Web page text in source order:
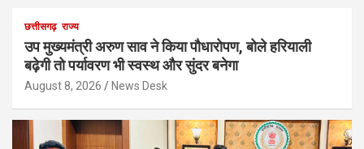
छत्तीसगढ़ राज्य
उप मुख्यमंत्री अरुण साव ने किया पौधारोपण, बोले हरियाली
बढ़ेगी तो पर्यावरण भी स्वस्थ और सुंदर बनेगा
August 8, 2026 News Desk